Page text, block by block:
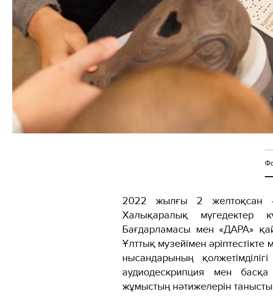
2022 жылғы 2 желтоқсан
Халықаралық мүгедектер
Бағдарламасы мен «ДАРА»
Ұлттық музейімен
нысандарының
аудиодескрипция мен
жұмыстың нәтижелерін